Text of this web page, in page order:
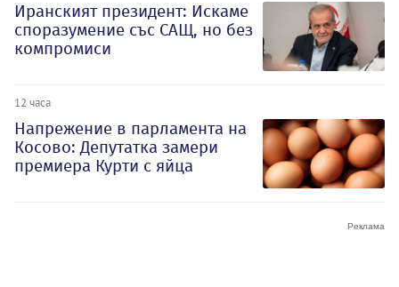
Иранският президент: Искаме
споразумение със САЩ, но без
компромиси
12 часа
Напрежение в парламента на
Косово: Депутатка замери
премиера Курти с яйца